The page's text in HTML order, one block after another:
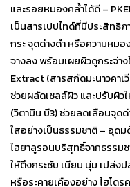
และรอยหมองคล้ำได้ดี –
เป็นสารเปปไทด์ที่มีประสิทธิ
กระ จุดด่างดำ หรือความหมอ
จางลง พร้อมเผยผิวดูกระจ่า
Extract (สารสกัดมะนาวคาเ
ช่วยผลัดเซลล์ผิว และปรับผิว
(วิตามิน บี3) ช่วยลดเลือนจุด
ใสอย่างเป็นธรรมชาติ – อุด
ไฮยาลูรอนบริสุทธิ์จากธรรม
ให้ตึงกระชับ เนียน นุ่ม เปล่
หรือระคายเคืองอย่าง ไฮโด